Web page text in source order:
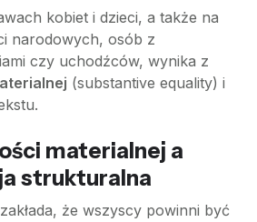
kobiet i dzieci, a także na
narodowych, osób z
czy uchodźców, wynika z
(substantive equality) i
materialnej a
strukturalna
że wszyscy powinni być